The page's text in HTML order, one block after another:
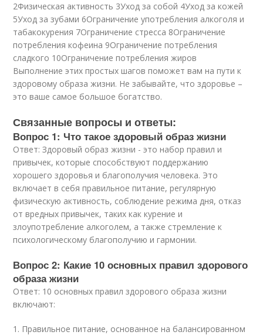
2Физическая активность 3Уход за собой 4Уход за кожей
5Уход за зубами 6Ограничение употребления алкоголя и
табакокурения 7Ограничение стресса 8Ограничение
потребления кофеина 9Ограничение потребления
сладкого 10Ограничение потребления жиров
Выполнение этих простых шагов поможет вам на пути к
здоровому образа жизни. Не забывайте, что здоровье –
это ваше самое большое богатство.
Связанные вопросы и ответы:
Вопрос 1: Что такое здоровый образ жизни
Ответ: Здоровый образ жизни - это набор правил и
привычек, которые способствуют поддержанию
хорошего здоровья и благополучия человека. Это
включает в себя правильное питание, регулярную
физическую активность, соблюдение режима дня, отказ
от вредных привычек, таких как курение и
злоупотребление алкоголем, а также стремление к
психологическому благополучию и гармонии.
Вопрос 2: Какие 10 основных правил здорового
образа жизни
Ответ: 10 основных правил здорового образа жизни
включают:
1. Правильное питание, основанное на балансированном